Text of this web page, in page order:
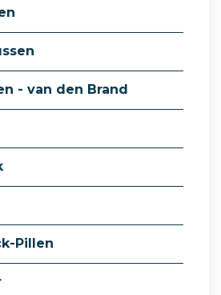
- van den Brand
Pillen